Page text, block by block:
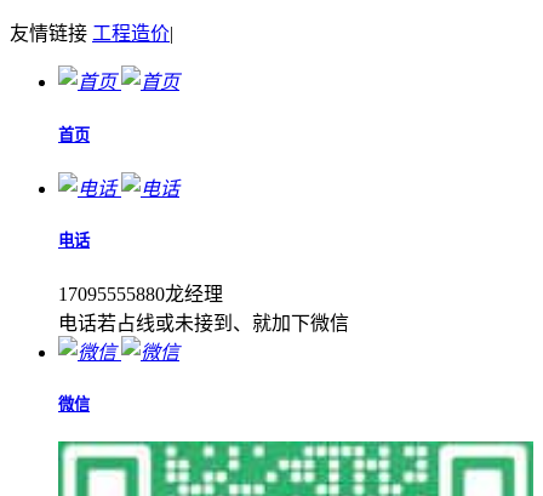
友情链接 工程造价|
首页
电话
17095555880龙经理
电话若占线或未接到、就加下微信
微信